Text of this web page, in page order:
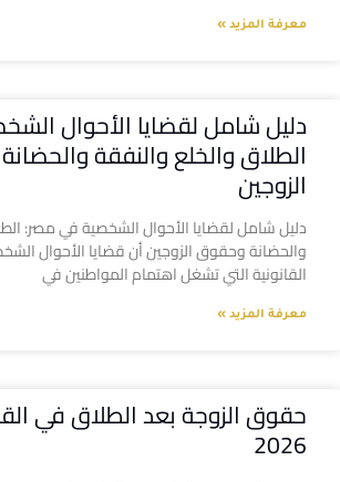
معرفة المزيد »
دليل شامل لقضايا الأحوال
الطلاق والخلع والنفقة
الزوجين
دليل شامل لقضايا الأحوال الشخصية في مصر:
والحضانة وحقوق الزوجين أن قضايا الأحوال
القانونية التي تشغل اهتمام المواطنين في
معرفة المزيد »
حقوق الزوجة بعد الطلاق في
2026